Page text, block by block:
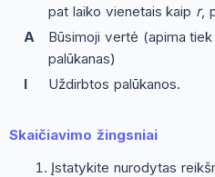
pat laiko vienetais kaip r,
A
Būsimoji vertė (apima
palūkanas)
I
Uždirbtos palūkanos.
Skaičiavimo žingsniai
Įstatykite nurodytas